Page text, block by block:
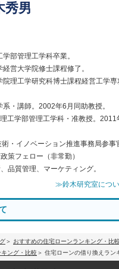
秀男
部管理工学科卒業。
営大学院修士課程修了。
理工学研究科博士課程経営工学
・講師。2002年6月同助教授。
工学部管理工学科・准教授。2011
・イノベーション推進事務局参事
策フェロー（非常勤）
品質管理、マーケティング。
≫鈴木研究室につ
おすすめの住宅ローンランキング・比較
ング・比較
住宅ローンの借り換えラン